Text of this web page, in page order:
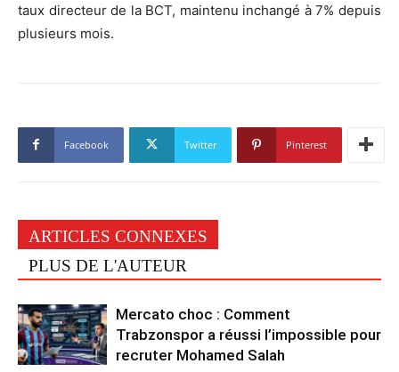
taux directeur de la BCT, maintenu inchangé à 7% depuis
plusieurs mois.
Facebook Twitter Pinterest
ARTICLES CONNEXES
PLUS DE L'AUTEUR
Mercato choc : Comment
Trabzonspor a réussi l’impossible pour
recruter Mohamed Salah